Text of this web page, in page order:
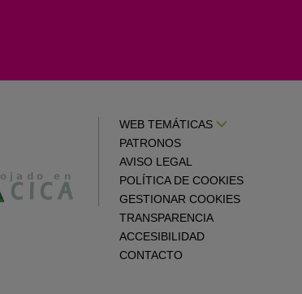
WEB TEMÁTICAS
PATRONOS
AVISO LEGAL
POLÍTICA DE COOKIES
GESTIONAR COOKIES
TRANSPARENCIA
ACCESIBILIDAD
CONTACTO